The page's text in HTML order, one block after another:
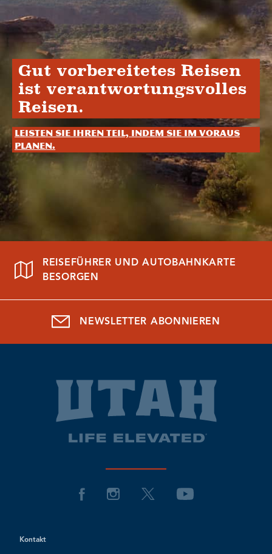
Gut vorbereitetes Reisen
ist verantwortungsvolles
Reisen.
Leisten Sie Ihren Teil, indem Sie im Voraus
planen.
REISEFÜHRER UND AUTOBAHNKARTE
BESORGEN
NEWSLETTER ABONNIEREN
Kontakt